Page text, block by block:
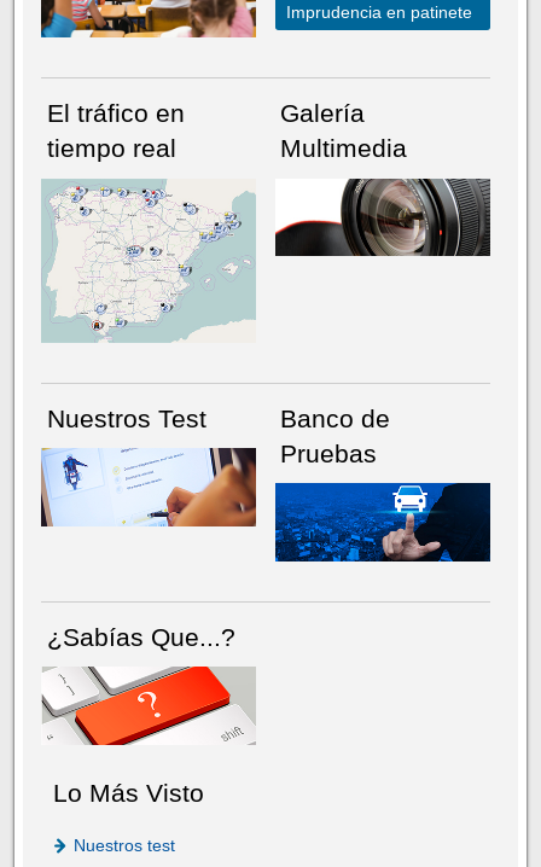
NÚMERO ACTUALHEMEROTECA
Imprudencia en patinete
El tráfico en
tiempo real
Galería
Multimedia
Nuestros Test
Banco de
Pruebas
¿Sabías Que...?
Lo Más Visto
Nuestros test